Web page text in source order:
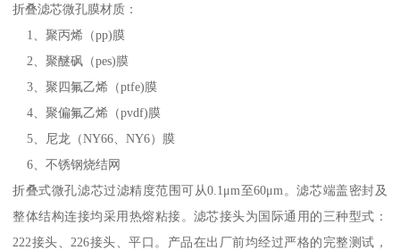
折叠滤芯微孔膜材质：
1、聚丙烯（pp)膜
2、聚醚砜（pes)膜
3、聚四氟乙烯（ptfe)膜
4、聚偏氟乙烯（pvdf)膜
5、尼龙（NY66、NY6）膜
6、不锈钢烧结网
折叠式微孔滤芯过滤精度范围可从0.1μm至60μm。滤芯端盖密封及
整体结构连接均采用热熔粘接。滤芯接头为国际通用的三种型式：
222接头、226接头、平口。产品在出厂前均经过严格的完整测试，